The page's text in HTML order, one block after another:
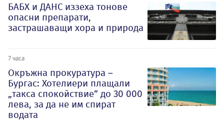
БАБХ и ДАНС иззеха тонове
опасни препарати,
застрашаващи хора и природа
7 часа
Окръжна прокуратура –
Бургас: Хотелиери плащали
„такса спокойствие“ до 30 000
лева, за да не им спират
водата